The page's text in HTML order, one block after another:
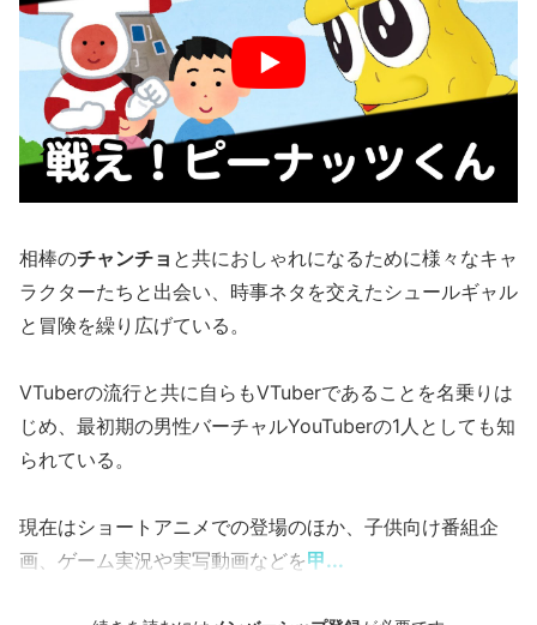
相棒のチャンチョ と共におしゃれになるために様々なキャ
ラクターたちと出会い、時事ネタを交えたシュールギャル
と冒険を繰り広げている。
VTuberの流行と共に自らもVTuberであることを名乗りは
じめ、最初期の男性バーチャルYouTuberの1人としても知
られている。
現在はショートアニメでの登場のほか、子供向け番組企
画、ゲーム実況や実写動画などを甲...